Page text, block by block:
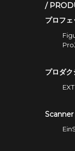
プロフ
プロダ
Scanner